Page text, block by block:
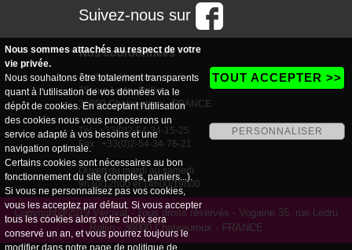
Suivez-nous sur
Nos coordonnées
boutique Vogaine
35, rue Ledru Rollin
36000 Chateauroux - FRANCE
Tél : +33(0)2-54-34-15-25
Fax : +33(0)2-54-34-76-21
Ouvert du mardi au samedi
9h30/12h00 et 14h00/19h00
Copyright@2019 Véroval - Tous droits réservés - Vogaine 35, rue Ledru
Rollin - 36000 Chateauroux - FRANCE
Nous sommes attachés au respect de votre
vie privée.
Nous souhaitons être totalement transparents
quant à l'utilisation de vos données via le
dépôt de cookies. En acceptant l'utilisation
des cookies nous vous proposerons un
service adapté à vos besoins et une
navigation optimale.
Certains cookies sont nécessaires au bon
fonctionnement du site (comptes, paniers...).
Si vous ne personnalisez pas vos cookies,
vous les acceptez par défaut. Si vous accepter
tous les cookies alors votre choix sera
conservé un an, et vous pourrez toujours le
modifier dans notre page de politique de
TOUT ACCEPTER >>
PERSONNALISER